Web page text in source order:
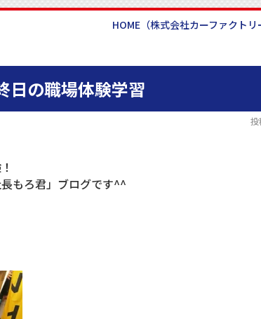
HOME （株式会社カーファクトリ
日の職場体験学習
投
もろ君」ブログです^^